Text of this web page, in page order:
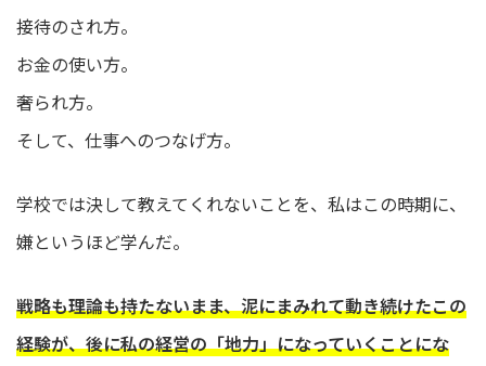
接待のされ方。
お金の使い方。
奢られ方。
そして、仕事へのつなげ方。
学校では決して教えてくれないことを、私はこの時期に、
嫌というほど学んだ。
戦略も理論も持たないまま、泥にまみれて動き続けたこの
経験が、後に私の経営の「地力」になっていくことにな